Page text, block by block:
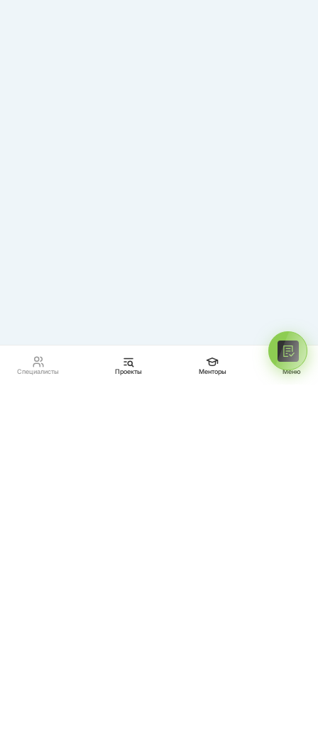
Специалисты Проекты Менторы Меню